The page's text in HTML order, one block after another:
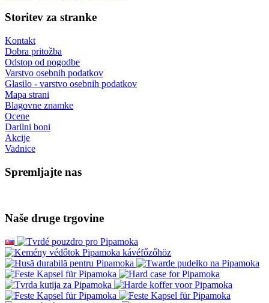
Storitev za stranke
Kontakt
Dobra pritožba
Odstop od pogodbe
Varstvo osebnih podatkov
Glasilo - varstvo osebnih podatkov
Mapa strani
Blagovne znamke
Ocene
Darilni boni
Akcije
Vadnice
Spremljajte nas
Naše druge trgovine